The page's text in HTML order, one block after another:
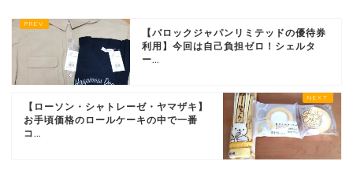
【バロックジャパンリミテッドの優待券
利用】今回は自己負担ゼロ！シェルタ
ー...
【ローソン・シャトレーゼ・ヤマザキ】
お手頃価格のロールケーキの中で一番
コ...